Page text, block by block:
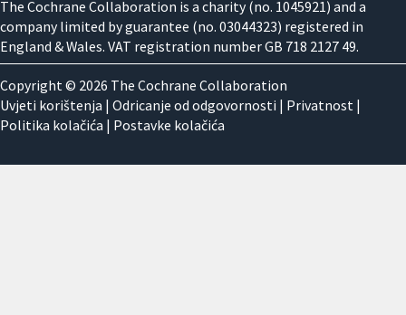
The Cochrane Collaboration is a charity (no. 1045921) and a
company limited by guarantee (no. 03044323) registered in
England & Wales. VAT registration number GB 718 2127 49.
Copyright © 2026 The Cochrane Collaboration
Uvjeti korištenja | Odricanje od odgovornosti | Privatnost |
Politika kolačića | Postavke kolačića